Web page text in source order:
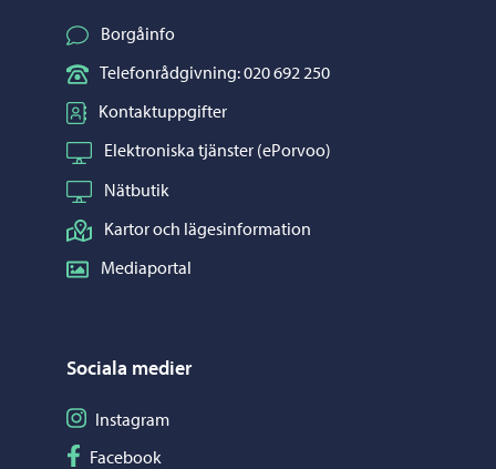
Borgåinfo
Telefonrådgivning: 020 692 250
Kontaktuppgifter
Elektroniska tjänster (ePorvoo)
Nätbutik
Kartor och lägesinformation
Mediaportal
Sociala medier
Följ på Instagram
Instagram
Följ på Facebook
Facebook